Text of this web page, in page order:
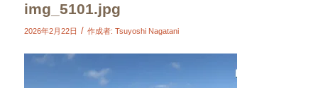
img_5101.jpg
2026年2月22日 / 作成者: Tsuyoshi Nagatani